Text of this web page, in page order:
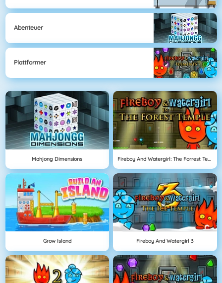
Abenteuer
Plattformer
Mahjong Dimensions Fireboy And Watergirl: The Forrest Temple
Grow Island Fireboy And Watergirl 3